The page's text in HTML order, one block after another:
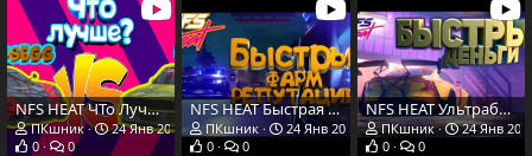
NFS HEAT ЧТо Лучше? | KOENIGSEGG REGERA VS BMW M3 E30 | #Сравнение
ПКшник
24 Янв 2020
0
0
NFS HEAT Быстрая прокачка репутации за одну ночь | Глич безлимитный ремкомплект
ПКшник
24 Янв 2020
0
0
NFS HEAT Ультрабыстрый фарм денег | Новый способ еще быстрее
ПКшник
24 Янв
0
0